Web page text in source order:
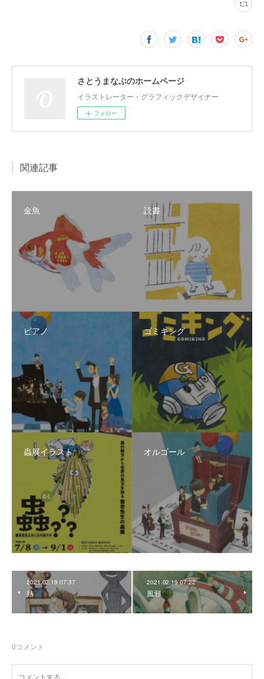
さとうまなぶのホームページ
イラストレーター・グラフィックデザイナー
フォロー
関連記事
金魚 読書
ピアノ ゴミキング
蟲展イラスト オルゴール
2021.02.19 07:37
熱
2021.02.19 07:22
風邪
0コメント